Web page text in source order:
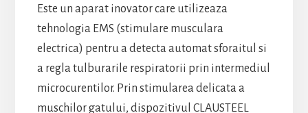
Este un aparat inovator care utilizeaza
tehnologia EMS (stimulare musculara
electrica) pentru a detecta automat sforaitul si
a regla tulburarile respiratorii prin intermediul
microcurentilor. Prin stimularea delicata a
muschilor gatului, dispozitivul CLAUSTEEL